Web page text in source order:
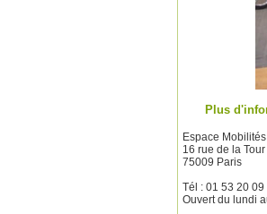
Plus
Espace
16 rue de la
75009 Paris
Tél : 01 53 20
Ouvert du lundi